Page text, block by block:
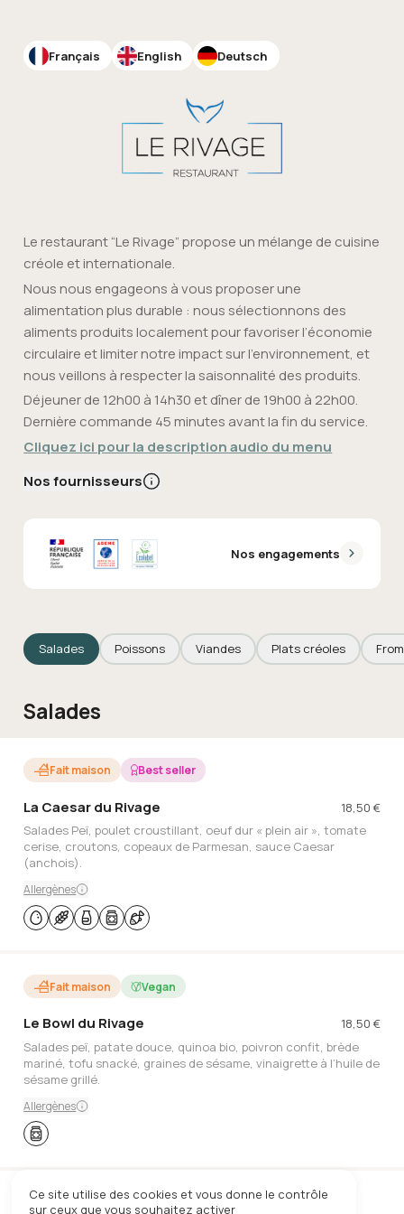
Français English Deutsch
Le restaurant “Le Rivage” propose un mélange de cuisine
créole et internationale.
Nous nous engageons à vous proposer une
alimentation plus durable : nous sélectionnons des
aliments produits localement pour favoriser l’économie
circulaire et limiter notre impact sur l’environnement, et
nous veillons à respecter la saisonnalité des produits.
Déjeuner de 12h00 à 14h30 et dîner de 19h00 à 22h00.
Dernière commande 45 minutes avant la fin du service.
Cliquez ici pour la description audio du menu
Nos fournisseurs
Nos engagements
Salades Poissons Viandes Plats créoles
Salades
Fait maison Best seller
La Caesar du Rivage 18,50 €
Salades Peï, poulet croustillant, oeuf dur « plein air », tomate
cerise, croutons, copeaux de Parmesan, sauce Caesar
(anchois).
Allergènes
Fait maison Vegan
Le Bowl du Rivage 18,50 €
Salades peï, patate douce, quinoa bio, poivron confit, brède
mariné, tofu snacké, graines de sésame, vinaigrette à l’huile de
sésame grillé.
Allergènes
Local Fait maison
Ce site utilise des cookies et vous donne le contrôle
sur ceux que vous souhaitez activer